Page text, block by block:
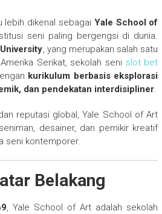
lebih dikenal sebagai Yale School of
seni paling bergengsi di dunia.
, yang merupakan salah satu
Serikat, sekolah seni slot bet
kurikulum berbasis eksplorasi
dan pendekatan interdisipliner.
reputasi global, Yale School of Art
desainer, dan pemikir kreatif
seni kontemporer.
Belakang
, Yale School of Art adalah sekolah